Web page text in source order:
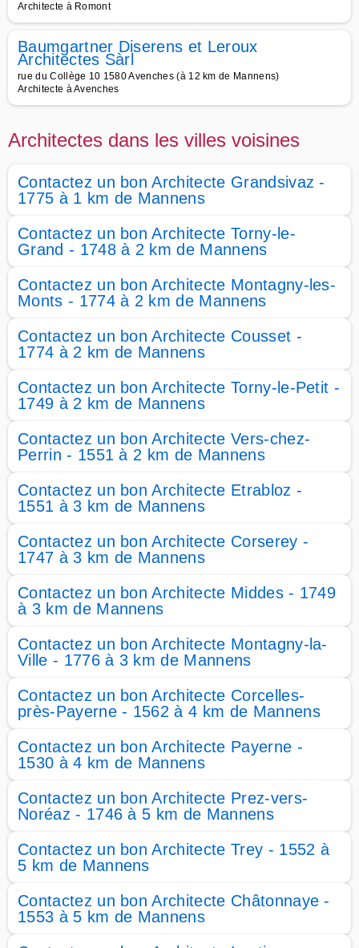
Architecte à Romont
Baumgartner Diserens et Leroux
Architectes Sàrl
rue du Collège 10 1580 Avenches (à 12 km de Mannens)
Architecte à Avenches
Architectes dans les villes voisines
Contactez un bon Architecte Grandsivaz -
1775 à 1 km de Mannens
Contactez un bon Architecte Torny-le-
Grand - 1748 à 2 km de Mannens
Contactez un bon Architecte Montagny-les-
Monts - 1774 à 2 km de Mannens
Contactez un bon Architecte Cousset -
1774 à 2 km de Mannens
Contactez un bon Architecte Torny-le-Petit -
1749 à 2 km de Mannens
Contactez un bon Architecte Vers-chez-
Perrin - 1551 à 2 km de Mannens
Contactez un bon Architecte Etrabloz -
1551 à 3 km de Mannens
Contactez un bon Architecte Corserey -
1747 à 3 km de Mannens
Contactez un bon Architecte Middes - 1749
à 3 km de Mannens
Contactez un bon Architecte Montagny-la-
Ville - 1776 à 3 km de Mannens
Contactez un bon Architecte Corcelles-
près-Payerne - 1562 à 4 km de Mannens
Contactez un bon Architecte Payerne -
1530 à 4 km de Mannens
Contactez un bon Architecte Prez-vers-
Noréaz - 1746 à 5 km de Mannens
Contactez un bon Architecte Trey - 1552 à
5 km de Mannens
Contactez un bon Architecte Châtonnaye -
1553 à 5 km de Mannens